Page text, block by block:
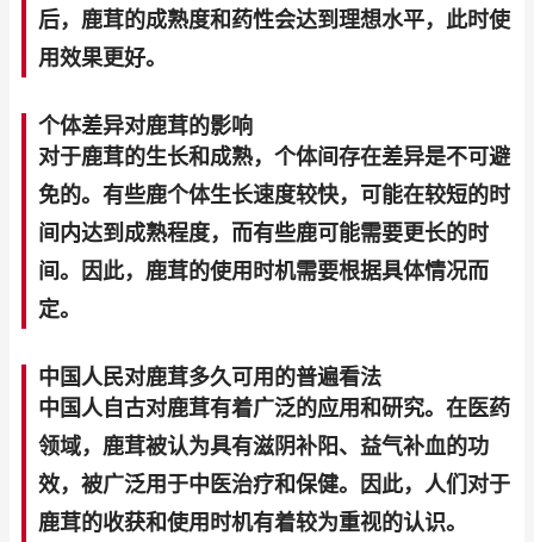
后，鹿茸的成熟度和药性会达到理想水平，此时使
用效果更好。
个体差异对鹿茸的影响
对于鹿茸的生长和成熟，个体间存在差异是不可避
免的。有些鹿个体生长速度较快，可能在较短的时
间内达到成熟程度，而有些鹿可能需要更长的时
间。因此，鹿茸的使用时机需要根据具体情况而
定。
中国人民对鹿茸多久可用的普遍看法
中国人自古对鹿茸有着广泛的应用和研究。在医药
领域，鹿茸被认为具有滋阴补阳、益气补血的功
效，被广泛用于中医治疗和保健。因此，人们对于
鹿茸的收获和使用时机有着较为重视的认识。